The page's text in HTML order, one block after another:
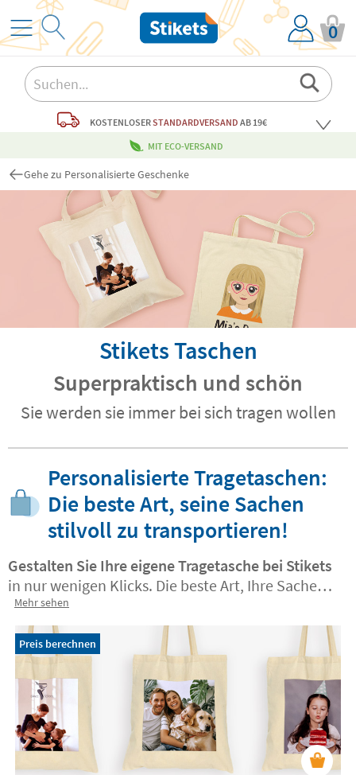
0
KOSTENLOSERSTANDARDVERSAND AB 19€
MIT ECO-VERSAND
Gehe zu Personalisierte Geschenke
Stikets Taschen
Superpraktisch und schön
Sie werden sie immer bei sich tragen wollen
Personalisierte Tragetaschen:
Die beste Art, seine Sachen
stilvoll zu transportieren!
Gestalten Sie Ihre eigene Tragetasche bei Stikets
in nur wenigen Klicks. Die beste Art, Ihre Sachen
stilvoll zu transportieren! Wählen Sie die
personalisierte Tragetasche, die am besten zu
Ihnen passt. Sie können Ihr Motiv ganz einfach
hochladen und eine einzigartige Tasche kreieren,
die Sie überall hin mitnehmen können.
Personalisieren Sie sie mit Ihrem Lieblingsfoto,
einem Bild Ihrer Kinder oder Ihrem eigenen
Entwurf. Sie werden begeistert sein, sie überall
mit hinzunehmen.
Mehr sehen
Preis berechnen